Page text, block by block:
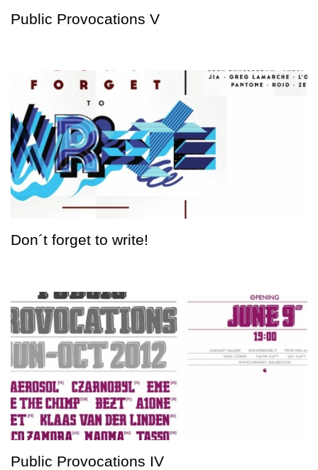
Public Provocations V
Don´t forget to write!
Public Provocations IV